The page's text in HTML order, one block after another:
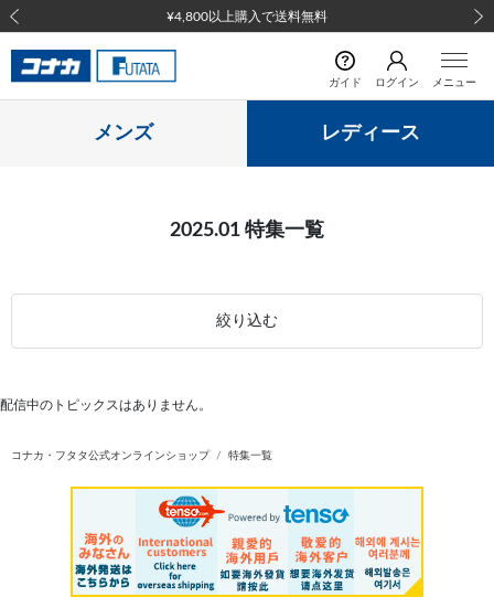
¥4,800以上購入で送料無料
前の画像
ガイド ログイン メニュー
メンズ レディース
2025.01 特集一覧
絞り込む
配信中のトピックスはありません。
コナカ・フタタ公式オンラインショップ 特集一覧